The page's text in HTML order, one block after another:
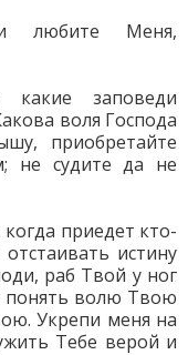
любите Меня,
заповеди
воля Господа
приобретайте
не судите да не
приедет кто-
истину
раб Твой у ног
понять волю Твою
Укрепи меня на
Тебе верой и